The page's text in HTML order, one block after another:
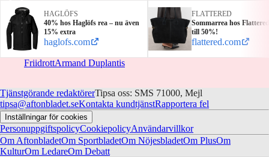
HAGLÖFS
40% hos Haglöfs rea – nu även
15% extra
haglofs.com
FLATTERED
Sommarrea hos
till 50%!
flattered.com
FriidrottArmand Duplantis
Tjänstgörande redaktörerTipsa oss: SMS 71000, Mejl
tipsa@aftonbladet.seKontakta kundtjänstRapportera fel
Inställningar för cookies
PersonuppgiftspolicyCookiepolicyAnvändarvillkor
Om AftonbladetOm SportbladetOm NöjesbladetOm PlusOm
KulturOm LedareOm Debatt